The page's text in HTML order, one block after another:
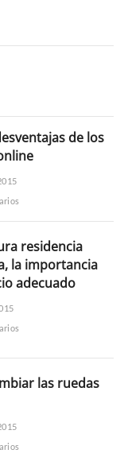
de los
residencia
la importancia
adecuado
las ruedas